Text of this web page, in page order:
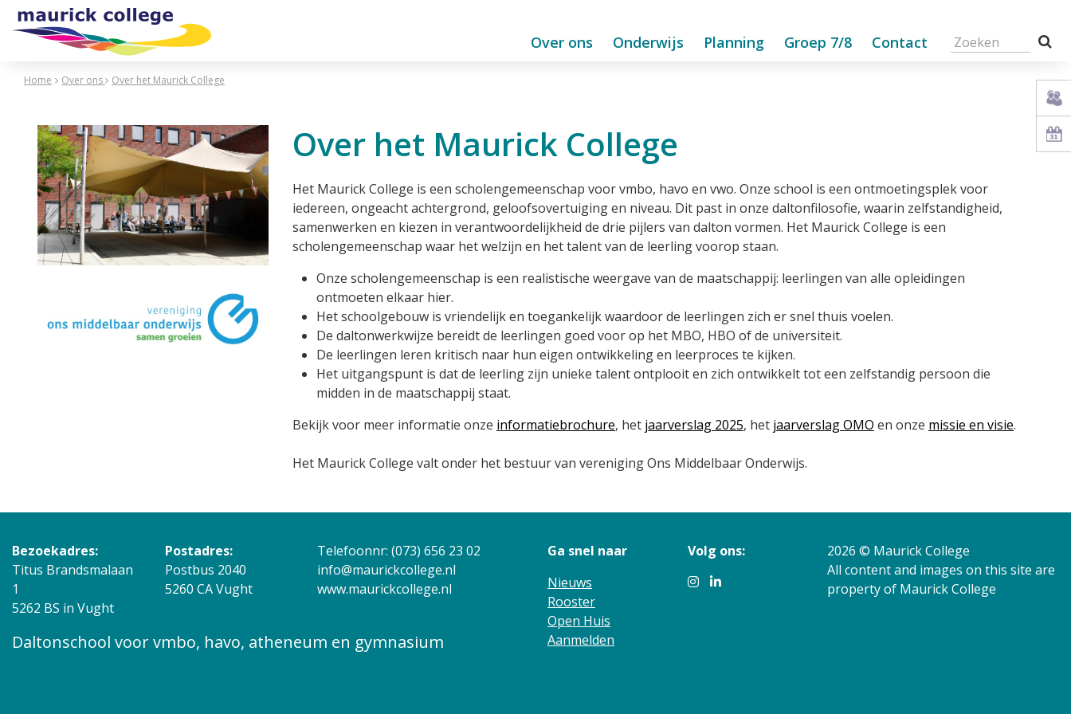
Over ons Onderwijs Planning Groep 7/8 Contact
Home Over ons Over het Maurick College
Over het Maurick College
Het Maurick College is een scholengemeenschap voor vmbo, havo en vwo. Onze school is een ontmoetingsplek voor
iedereen, ongeacht achtergrond, geloofsovertuiging en niveau. Dit past in onze daltonfilosofie, waarin zelfstandigheid,
samenwerken en kiezen in verantwoordelijkheid de drie pijlers van dalton vormen. Het Maurick College is een
scholengemeenschap waar het welzijn en het talent van de leerling voorop staan.
Onze scholengemeenschap is een realistische weergave van de maatschappij: leerlingen van alle opleidingen
ontmoeten elkaar hier.
Het schoolgebouw is vriendelijk en toegankelijk waardoor de leerlingen zich er snel thuis voelen.
De daltonwerkwijze bereidt de leerlingen goed voor op het MBO, HBO of de universiteit.
De leerlingen leren kritisch naar hun eigen ontwikkeling en leerproces te kijken.
Het uitgangspunt is dat de leerling zijn unieke talent ontplooit en zich ontwikkelt tot een zelfstandig persoon die
midden in de maatschappij staat.
Bekijk voor meer informatie onze informatiebrochure, het jaarverslag 2025, het jaarverslag OMO en onze missie en visie.
Het Maurick College valt onder het bestuur van vereniging Ons Middelbaar Onderwijs.
Bezoekadres:
Titus Brandsmalaan
1
5262 BS in Vught
Postadres:
Postbus 2040
5260 CA Vught
Telefoonnr: (073) 656 23 02
info@maurickcollege.nl
www.maurickcollege.nl
Daltonschool voor vmbo, havo, atheneum en gymnasium
Ga snel naar
Nieuws
Rooster
Open Huis
Aanmelden
Volg ons:
2026 © Maurick College
All content and images on this site are
property of Maurick College